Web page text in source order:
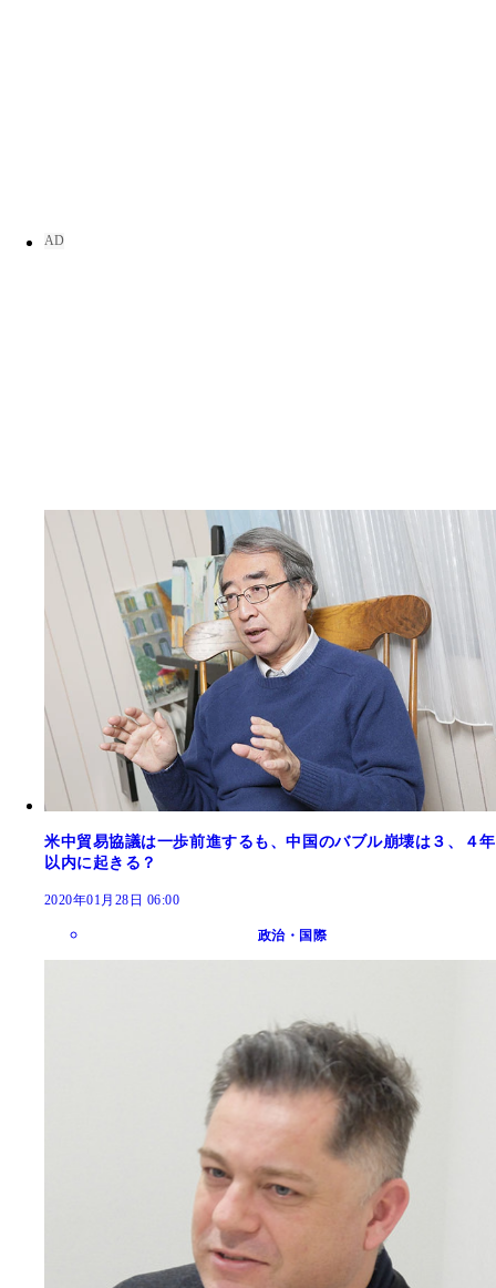
米中貿易協議は一歩前進するも、中国のバブル崩壊は３、４年
以内に起きる？
2020年01月28日 06:00
政治・国際